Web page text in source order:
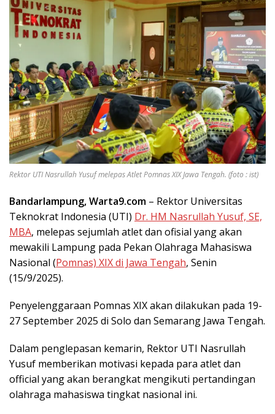
Rektor UTI Nasrullah Yusuf melepas Atlet Pomnas XIX Jawa Tengah. (foto : ist)
Bandarlampung, Warta9.com – Rektor Universitas
Teknokrat Indonesia (UTI) Dr. HM Nasrullah Yusuf, SE,
MBA, melepas sejumlah atlet dan ofisial yang akan
mewakili Lampung pada Pekan Olahraga Mahasiswa
Nasional (Pomnas) XIX di Jawa Tengah, Senin
(15/9/2025).
Penyelenggaraan Pomnas XIX akan dilakukan pada 19-
27 September 2025 di Solo dan Semarang Jawa Tengah.
Dalam penglepasan kemarin, Rektor UTI Nasrullah
Yusuf memberikan motivasi kepada para atlet dan
official yang akan berangkat mengikuti pertandingan
olahraga mahasiswa tingkat nasional ini.